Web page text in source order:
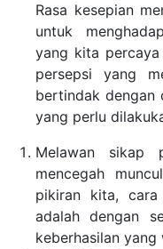
Rasa kesepian
untuk
yang kita percaya
persepsi yang
bertindak dengan
yang perlu
Melawan sikap
mencegah
pikiran kita, cara
adalah dengan
keberhasilan